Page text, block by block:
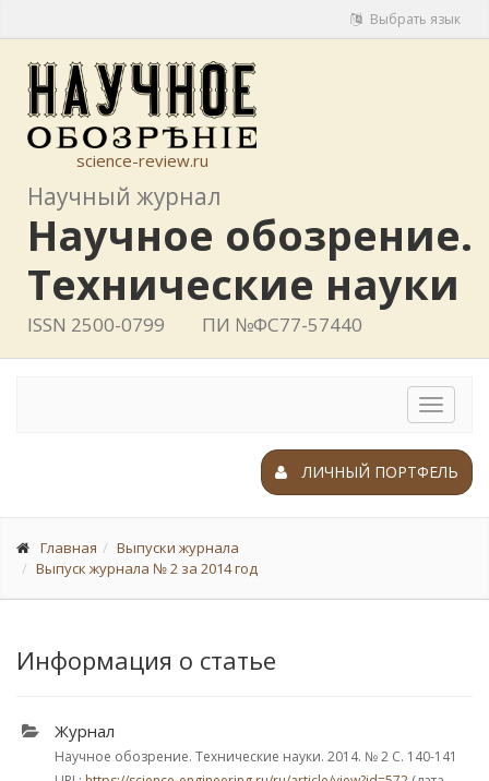
Выбрать язык
science-review.ru
Научный журнал
Научное обозрение.
Технические науки
ISSN 2500-0799 ПИ №ФС77-57440
Toggle
ЛИЧНЫЙ ПОРТФЕЛЬ
Главная
Выпуски журнала
Выпуск журнала № 2 за 2014 год
Информация о статье
Журнал
Научное обозрение. Технические науки. 2014. № 2 С. 140-141